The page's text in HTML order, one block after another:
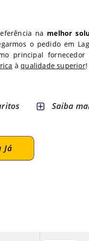
na melhor
o pedido em
principal
àqualidade superior!
Saiba
Já